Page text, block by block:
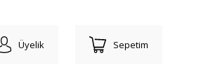
Üyelik Sepetim